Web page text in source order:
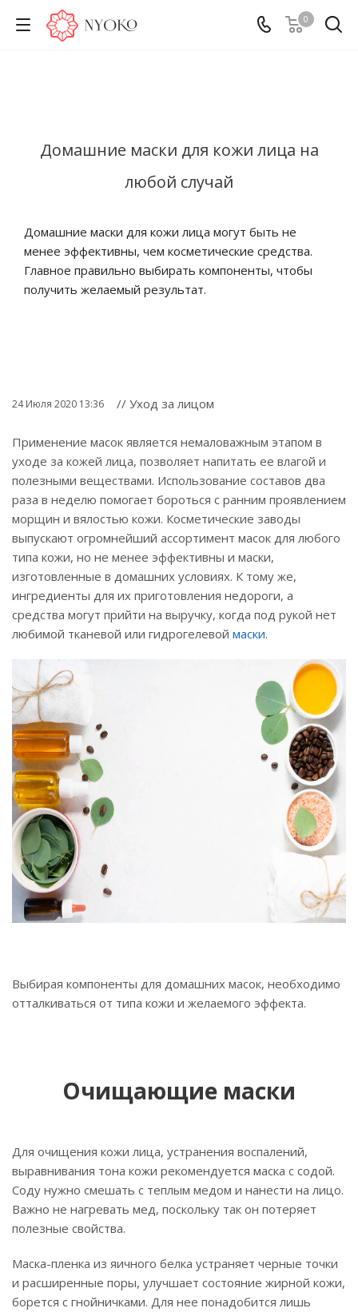
0
Домашние маски для кожи лица на
любой случай
Домашние маски для кожи лица могут быть не
менее эффективны, чем косметические средства.
Главное правильно выбирать компоненты, чтобы
получить желаемый результат.
24 Июля 2020 13:36 // Уход за лицом
Применение масок является немаловажным этапом в
уходе за кожей лица, позволяет напитать ее влагой и
полезными веществами. Использование составов два
раза в неделю помогает бороться с ранним проявлением
морщин и вялостью кожи. Косметические заводы
выпускают огромнейший ассортимент масок для любого
типа кожи, но не менее эффективны и маски,
изготовленные в домашних условиях. К тому же,
ингредиенты для их приготовления недороги, а
средства могут прийти на выручку, когда под рукой нет
любимой тканевой или гидрогелевой маски.
Выбирая компоненты для домашних масок, необходимо
отталкиваться от типа кожи и желаемого эффекта.
Очищающие маски
Для очищения кожи лица, устранения воспалений,
выравнивания тона кожи рекомендуется маска с содой.
Соду нужно смешать с теплым медом и нанести на лицо.
Важно не нагревать мед, поскольку так он потеряет
полезные свойства.
Маска-пленка из яичного белка устраняет черные точки
и расширенные поры, улучшает состояние жирной кожи,
борется с гнойничками. Для нее понадобится лишь